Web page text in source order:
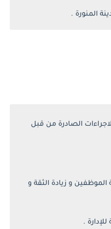
المنورة .
الصادرة من قبل
و زيادة الثقة و
.